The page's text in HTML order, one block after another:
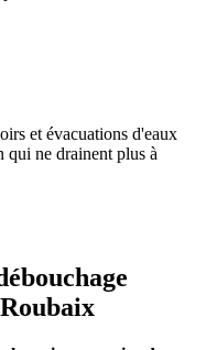
et évacuations d'eaux
qui ne drainent plus à